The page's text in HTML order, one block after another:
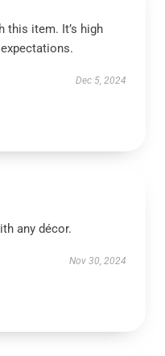
this item. It’s high
Dec 5, 2024
any décor.
Nov 30, 2024